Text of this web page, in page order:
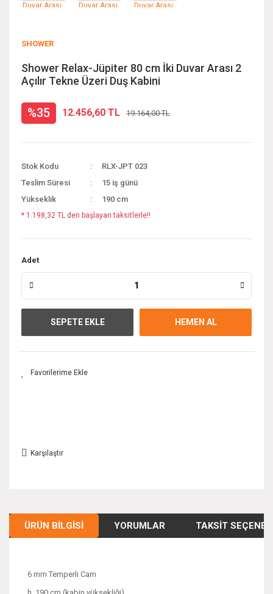
SHOWER
Shower Relax-Jüpiter 80 cm İki Duvar Arası 2
Açılır Tekne Üzeri Duş Kabini
%35 12.456,60 TL 19.164,00 TL
Stok Kodu
RLX-JPT 023
Teslim Süresi
15 iş günü
Yükseklik
190 cm
* 1.198,32 TL den başlayan taksitlerle!!
Adet
SEPETE EKLE HEMEN AL
Karşılaştır
ÜRÜN BILGISI YORUMLAR TAKSIT
6 mm Temperli Cam